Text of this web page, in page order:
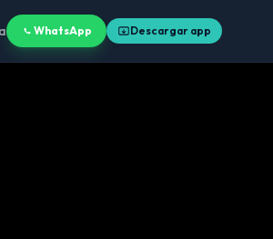
WhatsApp Descargar app